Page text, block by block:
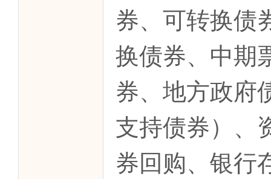
券、可转换债
换债券、中期
券、地方政府
支持债券）、
券回购、银行